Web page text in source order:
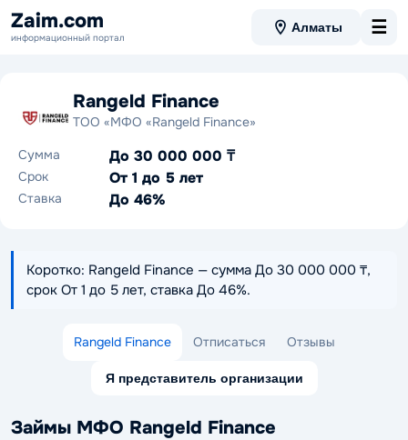
Zaim.com
информационный портал
Алматы ☰
Rangeld Finance
ТОО «МФО «Rangeld Finance»
Сумма
До 30 000 000 ₸
Срок От 1 до 5 лет
Ставка До 46%
Коротко: Rangeld Finance — сумма До 30 000 000 ₸,
срок От 1 до 5 лет, ставка До 46%.
Rangeld Finance Отписаться Отзывы
Я представитель организации
Займы МФО Rangeld Finance